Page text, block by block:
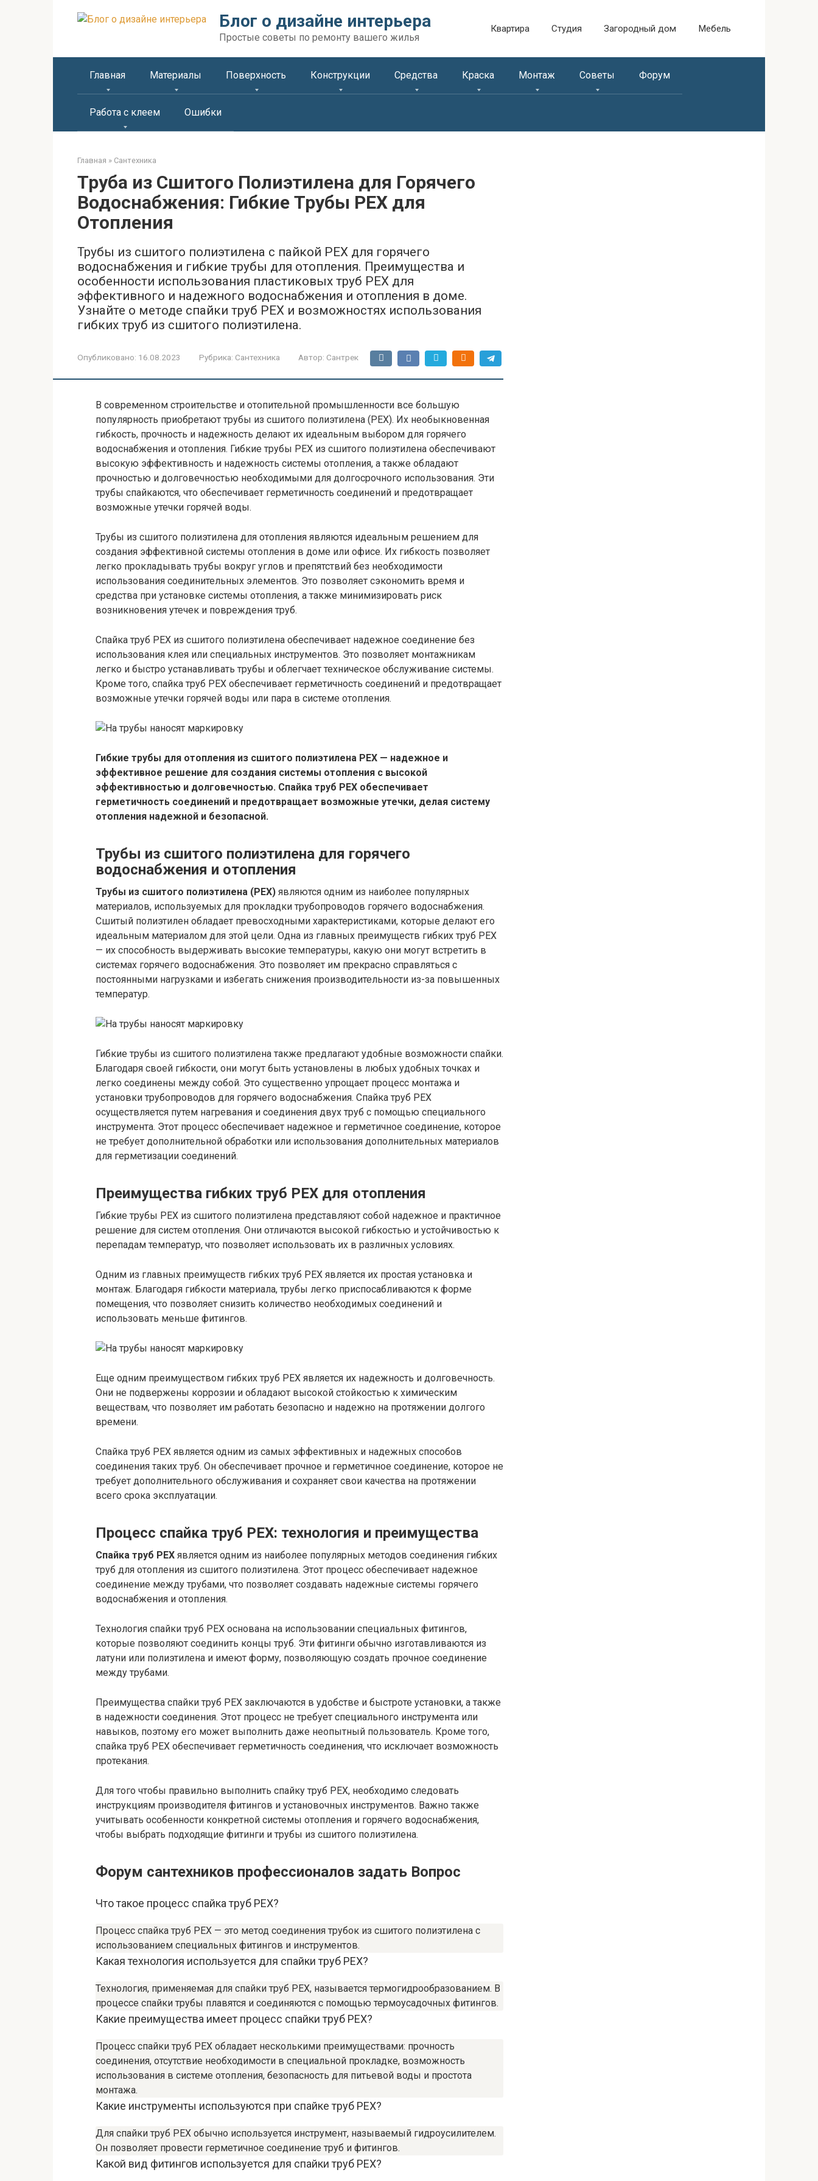
Блог о дизайне интерьера
Простые советы по ремонту вашего жилья
Квартира Студия Загородный дом Мебель
Главная Материалы Поверхность Конструкции Средства Краска Монтаж Советы Форум
Работа с клеем Ошибки
Главная » Сантехника
Труба из Сшитого Полиэтилена для Горячего
Водоснабжения: Гибкие Трубы PEX для
Отопления
Трубы из сшитого полиэтилена с пайкой PEX для горячего
водоснабжения и гибкие трубы для отопления. Преимущества и
особенности использования пластиковых труб PEX для
эффективного и надежного водоснабжения и отопления в доме.
Узнайте о методе спайки труб PEX и возможностях использования
гибких труб из сшитого полиэтилена.
Опубликовано: 16.08.2023 Рубрика: Сантехника Автор: Сантрек
В современном строительстве и отопительной промышленности все большую
популярность приобретают трубы из сшитого полиэтилена (PEX). Их необыкновенная
гибкость, прочность и надежность делают их идеальным выбором для горячего
водоснабжения и отопления. Гибкие трубы PEX из сшитого полиэтилена обеспечивают
высокую эффективность и надежность системы отопления, а также обладают
прочностью и долговечностью необходимыми для долгосрочного использования. Эти
трубы спайкаются, что обеспечивает герметичность соединений и предотвращает
возможные утечки горячей воды.
Трубы из сшитого полиэтилена для отопления являются идеальным решением для
создания эффективной системы отопления в доме или офисе. Их гибкость позволяет
легко прокладывать трубы вокруг углов и препятствий без необходимости
использования соединительных элементов. Это позволяет сэкономить время и
средства при установке системы отопления, а также минимизировать риск
возникновения утечек и повреждения труб.
Спайка труб PEX из сшитого полиэтилена обеспечивает надежное соединение без
использования клея или специальных инструментов. Это позволяет монтажникам
легко и быстро устанавливать трубы и облегчает техническое обслуживание системы.
Кроме того, спайка труб PEX обеспечивает герметичность соединений и предотвращает
возможные утечки горячей воды или пара в системе отопления.
Гибкие трубы для отопления из сшитого полиэтилена PEX — надежное и
эффективное решение для создания системы отопления с высокой
эффективностью и долговечностью. Спайка труб PEX обеспечивает
герметичность соединений и предотвращает возможные утечки, делая систему
отопления надежной и безопасной.
Трубы из сшитого полиэтилена для горячего
водоснабжения и отопления
Трубы из сшитого полиэтилена (PEX) являются одним из наиболее популярных
материалов, используемых для прокладки трубопроводов горячего водоснабжения.
Сшитый полиэтилен обладает превосходными характеристиками, которые делают его
идеальным материалом для этой цели. Одна из главных преимуществ гибких труб PEX
— их способность выдерживать высокие температуры, какую они могут встретить в
системах горячего водоснабжения. Это позволяет им прекрасно справляться с
постоянными нагрузками и избегать снижения производительности из-за повышенных
температур.
Гибкие трубы из сшитого полиэтилена также предлагают удобные возможности спайки.
Благодаря своей гибкости, они могут быть установлены в любых удобных точках и
легко соединены между собой. Это существенно упрощает процесс монтажа и
установки трубопроводов для горячего водоснабжения. Спайка труб PEX
осуществляется путем нагревания и соединения двух труб с помощью специального
инструмента. Этот процесс обеспечивает надежное и герметичное соединение, которое
не требует дополнительной обработки или использования дополнительных материалов
для герметизации соединений.
Преимущества гибких труб PEX для отопления
Гибкие трубы PEX из сшитого полиэтилена представляют собой надежное и практичное
решение для систем отопления. Они отличаются высокой гибкостью и устойчивостью к
перепадам температур, что позволяет использовать их в различных условиях.
Одним из главных преимуществ гибких труб PEX является их простая установка и
монтаж. Благодаря гибкости материала, трубы легко приспосабливаются к форме
помещения, что позволяет снизить количество необходимых соединений и
использовать меньше фитингов.
Еще одним преимуществом гибких труб PEX является их надежность и долговечность.
Они не подвержены коррозии и обладают высокой стойкостью к химическим
веществам, что позволяет им работать безопасно и надежно на протяжении долгого
времени.
Спайка труб PEX является одним из самых эффективных и надежных способов
соединения таких труб. Он обеспечивает прочное и герметичное соединение, которое не
требует дополнительного обслуживания и сохраняет свои качества на протяжении
всего срока эксплуатации.
Процесс спайка труб PEX: технология и преимущества
Спайка труб PEX является одним из наиболее популярных методов соединения гибких
труб для отопления из сшитого полиэтилена. Этот процесс обеспечивает надежное
соединение между трубами, что позволяет создавать надежные системы горячего
водоснабжения и отопления.
Технология спайки труб PEX основана на использовании специальных фитингов,
которые позволяют соединить концы труб. Эти фитинги обычно изготавливаются из
латуни или полиэтилена и имеют форму, позволяющую создать прочное соединение
между трубами.
Преимущества спайки труб PEX заключаются в удобстве и быстроте установки, а также
в надежности соединения. Этот процесс не требует специального инструмента или
навыков, поэтому его может выполнить даже неопытный пользователь. Кроме того,
спайка труб PEX обеспечивает герметичность соединения, что исключает возможность
протекания.
Для того чтобы правильно выполнить спайку труб PEX, необходимо следовать
инструкциям производителя фитингов и установочных инструментов. Важно также
учитывать особенности конкретной системы отопления и горячего водоснабжения,
чтобы выбрать подходящие фитинги и трубы из сшитого полиэтилена.
Форум сантехников профессионалов задать Вопрос
Что такое процесс спайка труб PEX?
Процесс спайка труб PEX — это метод соединения трубок из сшитого полиэтилена с
использованием специальных фитингов и инструментов.
Какая технология используется для спайки труб PEX?
Технология, применяемая для спайки труб PEX, называется термогидрообразованием. В
процессе спайки трубы плавятся и соединяются с помощью термоусадочных фитингов.
Какие преимущества имеет процесс спайки труб PEX?
Процесс спайки труб PEX обладает несколькими преимуществами: прочность
соединения, отсутствие необходимости в специальной прокладке, возможность
использования в системе отопления, безопасность для питьевой воды и простота
монтажа.
Какие инструменты используются при спайке труб PEX?
Для спайки труб PEX обычно используется инструмент, называемый гидроусилителем.
Он позволяет провести герметичное соединение труб и фитингов.
Какой вид фитингов используется для спайки труб PEX?